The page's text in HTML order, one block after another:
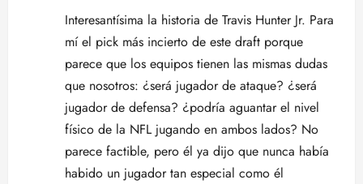
Interesantísima la historia de Travis Hunter Jr. Para
mí el pick más incierto de este draft porque
parece que los equipos tienen las mismas dudas
que nosotros: ¿será jugador de ataque? ¿será
jugador de defensa? ¿podría aguantar el nivel
físico de la NFL jugando en ambos lados? No
parece factible, pero él ya dijo que nunca había
habido un jugador tan especial como él